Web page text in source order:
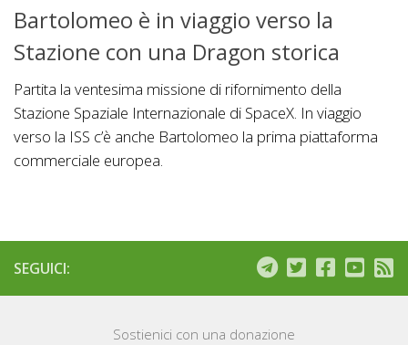
Bartolomeo è in viaggio verso la
Stazione con una Dragon storica
Partita la ventesima missione di rifornimento della
Stazione Spaziale Internazionale di SpaceX. In viaggio
verso la ISS c’è anche Bartolomeo la prima piattaforma
commerciale europea.
SEGUICI:
Sostienici con una donazione